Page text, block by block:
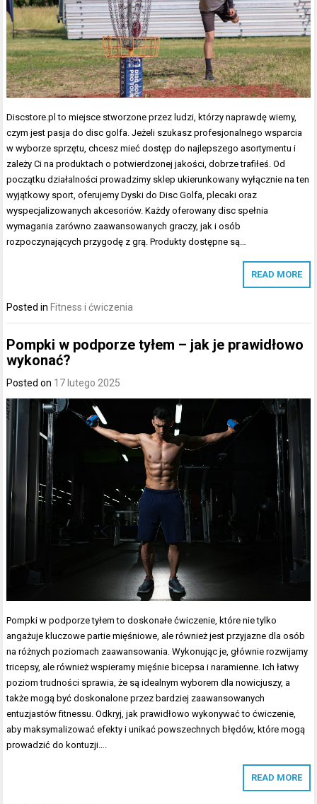
Discstore.pl to miejsce stworzone przez ludzi, którzy naprawdę wiemy,
czym jest pasja do disc golfa. Jeżeli szukasz profesjonalnego wsparcia
w wyborze sprzętu, chcesz mieć dostęp do najlepszego asortymentu i
zależy Ci na produktach o potwierdzonej jakości, dobrze trafiłeś. Od
początku działalności prowadzimy sklep ukierunkowany wyłącznie na ten
wyjątkowy sport, oferujemy Dyski do Disc Golfa, plecaki oraz
wyspecjalizowanych akcesoriów. Każdy oferowany disc spełnia
wymagania zarówno zaawansowanych graczy, jak i osób
rozpoczynających przygodę z grą. Produkty dostępne są…
READ MORE
Posted in Fitness i ćwiczenia
Pompki w podporze tyłem – jak je prawidłowo
wykonać?
Posted on 17 lutego 2025
Pompki w podporze tyłem to doskonałe ćwiczenie, które nie tylko
angażuje kluczowe partie mięśniowe, ale również jest przyjazne dla osób
na różnych poziomach zaawansowania. Wykonując je, głównie rozwijamy
tricepsy, ale również wspieramy mięśnie bicepsa i naramienne. Ich łatwy
poziom trudności sprawia, że są idealnym wyborem dla nowicjuszy, a
także mogą być doskonalone przez bardziej zaawansowanych
entuzjastów fitnessu. Odkryj, jak prawidłowo wykonywać to ćwiczenie,
aby maksymalizować efekty i unikać powszechnych błędów, które mogą
prowadzić do kontuzji….
READ MORE